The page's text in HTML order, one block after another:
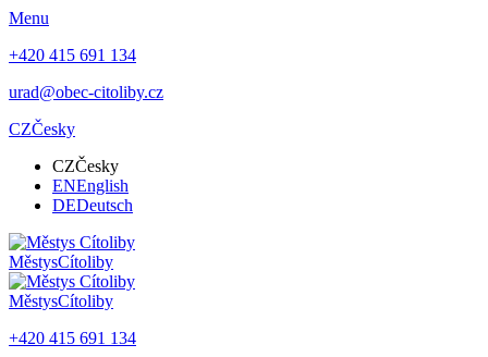
Menu
+420 415 691 134
urad@obec-citoliby.cz
CZČesky
CZČesky
ENEnglish
DEDeutsch
MěstysCítoliby
MěstysCítoliby
+420 415 691 134